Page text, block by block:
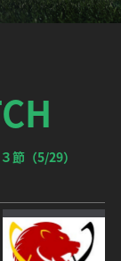
節（5/29）